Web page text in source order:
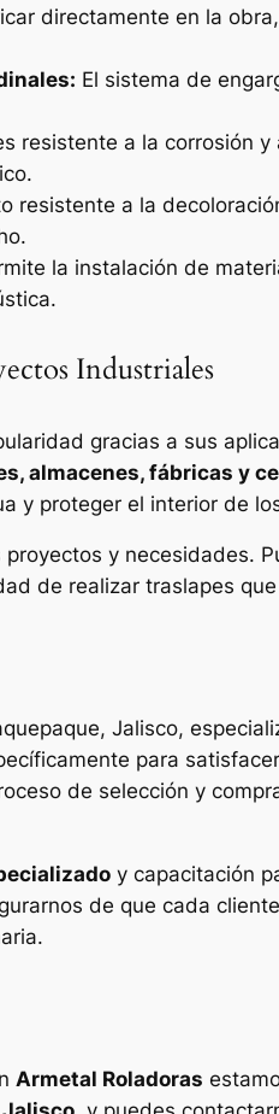
directamente en la
El sistema de
resistente a la corrosión
resistente a la
la instalación de
Industriales
gracias a sus
almacenes, fábricas y
y proteger el interior de
y necesidades.
de realizar traslapes
Jalisco,
para
de selección y
y capacitación
de que cada
Armetal Roladoras